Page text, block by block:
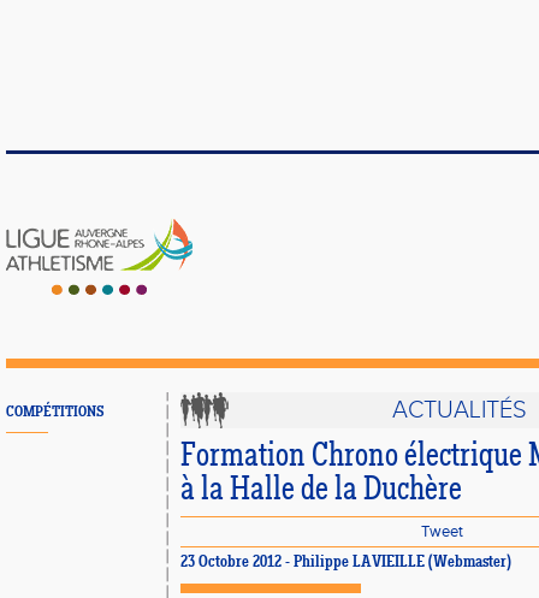
COMPÉTITIONS ACTUALITÉS
Formation Chrono électrique
à la Halle de la Duchère
Tweet
23 Octobre 2012 - Philippe LAVIEILLE (Webmaster)